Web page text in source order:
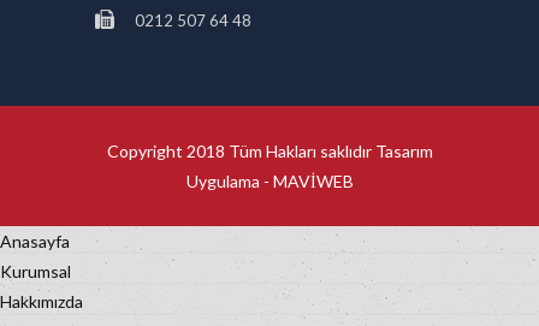
0212 507 64 48
Copyright 2018 Tüm Hakları saklıdır Tasarım
Uygulama - MAVİWEB
Anasayfa
Kurumsal
Hakkımızda